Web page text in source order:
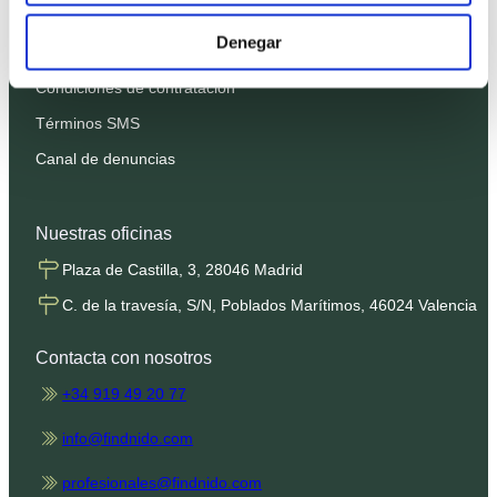
Denegar
Política de Privacidad
Condiciones de contratación
Términos SMS
Canal de denuncias
Nuestras oficinas
Plaza de Castilla, 3, 28046 Madrid
C. de la travesía, S/N, Poblados Marítimos, 46024 Valencia
Contacta con nosotros
+34 919 49 20 77
info@findnido.com
profesionales@findnido.com